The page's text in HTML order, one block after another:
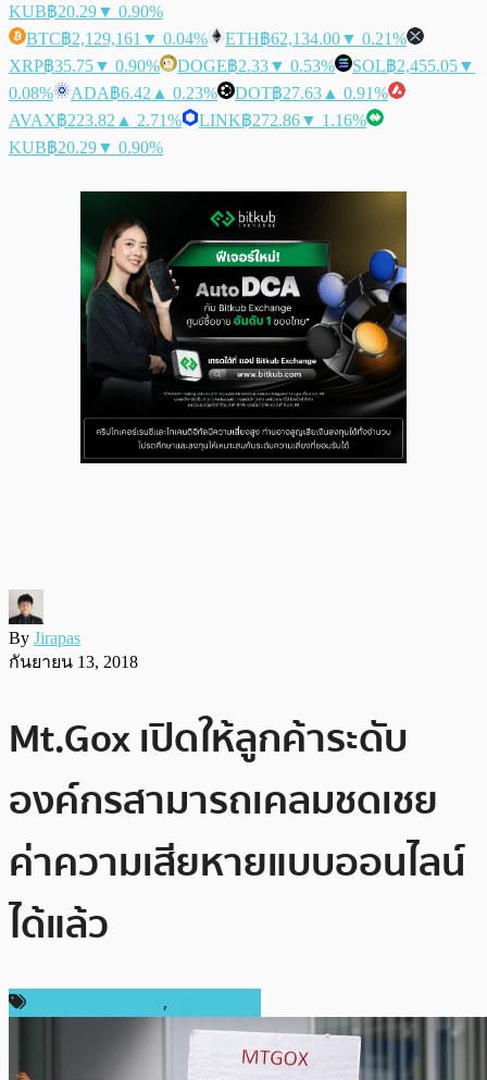
KUB฿20.29▼ 0.90%
BTC฿2,129,161 ▼ 0.04% ETH฿62,134.00▼ 0.21%
XRP฿35.75▼ 0.90% DOGE฿2.33▼ 0.53% SOL฿2,455.05▼
0.08%
ADA฿6.42 ▲ 0.23% DOT฿27.63 ▲ 0.91%
AVAX฿223.82 ▲ 2.71% LINK฿272.86▼ 1.16%
KUB฿20.29▼ 0.90%
By Jirapas
กันยายน 13, 2018
Mt.Gox เปิดให้ลูกค้าระดับ
องค์กรสามารถเคลมชดเชย
ค่าความเสียหายแบบออนไลน์
ได้แล้ว
,